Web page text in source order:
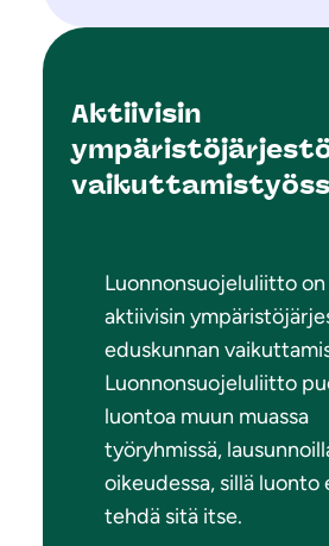
Aktiivisin
Luonnonsuojeluliitto
aktiivisin
eduskunnan
Luonnonsuojeluliitto
luontoa muun muassa
työryhmissä,
oikeudessa, sillä luonto
tehdä sitä itse.